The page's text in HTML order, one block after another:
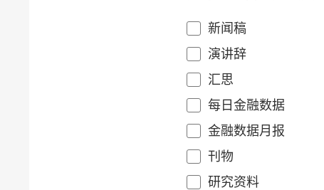
新闻稿
演讲辞
汇思
每日金融数据
金融数据月报
刊物
研究资料